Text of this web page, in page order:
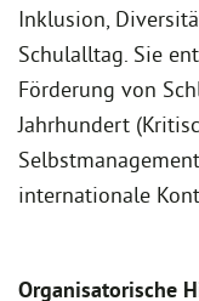
Inklusion,
Schulalltag. Sie
Förderung von
Jahrhundert
internationale
Organisatorische